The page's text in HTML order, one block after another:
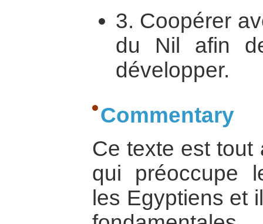
3. Coopérer
du Nil afin
développer.
Commentary
Ce texte est tout
qui préoccupe
les Egyptiens et